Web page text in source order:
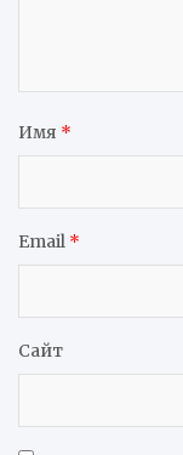
Имя *
Email *
Сайт